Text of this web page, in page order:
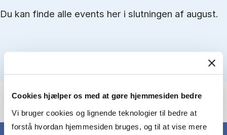
Cookies hjælper os med at gøre hjemmesiden bedre
Vi bruger cookies og lignende teknologier til bedre at
forstå hvordan hjemmesiden bruges, og til at vise mere
Du kan finde alle events her i slutningen af august.